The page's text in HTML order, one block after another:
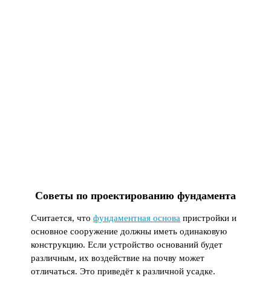
Советы по проектированию фундамента
Считается, чтофундаментная основа пристройки и
основное сооружение должны иметь одинаковую
конструкцию. Если устройство оснований будет
различным, их воздействие на почву может
отличаться. Это приведёт к различной усадке.